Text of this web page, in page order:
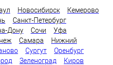
Новосибирск
Кемерово
Санкт-Петербург
Дону Сочи
Уфа
Самара
Нижний
Сургут
Оренбург
Зеленоград
Киров